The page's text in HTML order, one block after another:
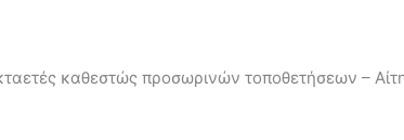
καθεστώς προσωρινών τοποθετήσεων –